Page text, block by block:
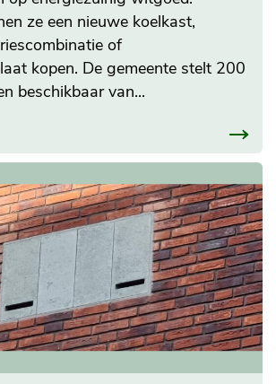
ze een nieuwe koelkast,
of
kopen. De gemeente stelt 200
beschikbaar van...